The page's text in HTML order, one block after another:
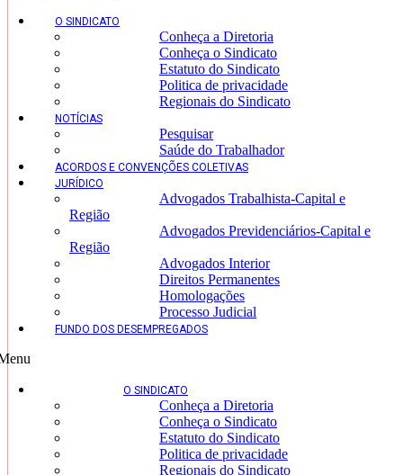
O SINDICATO
Conheça a Diretoria
Conheça o Sindicato
Estatuto do Sindicato
Politica de privacidade
Regionais do Sindicato
NOTÍCIAS
Pesquisar
Saúde do Trabalhador
ACORDOS E CONVENÇÕES COLETIVAS
JURÍDICO
Advogados Trabalhista-Capital e
Região
Advogados Previdenciários-Capital e
Região
Advogados Interior
Direitos Permanentes
Homologações
Processo Judicial
FUNDO DOS DESEMPREGADOS
O SINDICATO
Conheça a Diretoria
Conheça o Sindicato
Estatuto do Sindicato
Politica de privacidade
Regionais do Sindicato